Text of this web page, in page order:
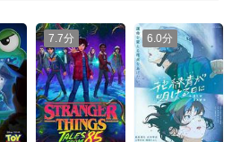
7.7分 6.0分